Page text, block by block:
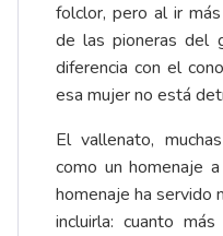
folclor, pero al ir
de las pioneras del
diferencia con el
esa mujer no está
El vallenato,
como un homenaje
homenaje ha servido
incluirla: cuanto